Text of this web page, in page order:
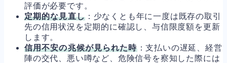
評価が必要です。
定期的な見直し：少なくとも年に一度は既存の取引
先の信用状況を定期的に確認し、与信限度額を更新
します。
信用不安の兆候が見られた時：支払いの遅延、経営
陣の交代、悪い噂など、危険信号を察知した際には